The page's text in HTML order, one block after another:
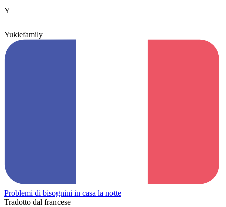
Y
Yukiefamily
Problemi di bisognini in casa la notte
Tradotto dal francese